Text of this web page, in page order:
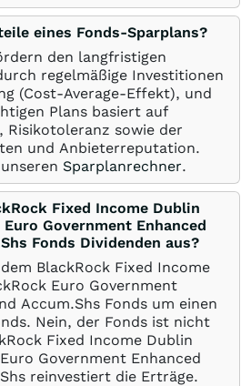
eines Fonds-Sparplans?
den langfristigen
regelmäßige Investitionen
(Cost-Average-Effekt), und
Plans basiert auf
Risikotoleranz sowie der
und Anbieterreputation.
Sparplanrechner.
Fixed Income Dublin
Government Enhanced
Fonds Dividenden aus?
BlackRock Fixed Income
Euro Government
Accum.Shs Fonds um einen
Nein, der Fonds ist nicht
Fixed Income Dublin
Government Enhanced
reinvestiert die Erträge.